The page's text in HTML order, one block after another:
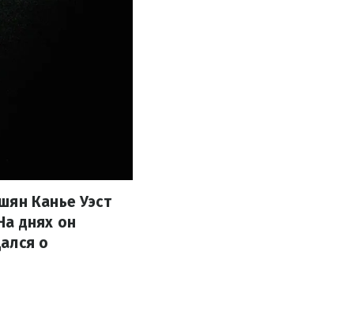
Канье Уэст
днях он
о